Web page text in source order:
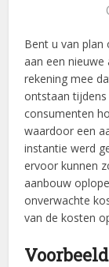
Bent u van
aan een nieuwe
rekening mee
ontstaan tijdens
consumenten
waardoor een
instantie werd
ervoor kunnen
aanbouw
onverwachte
van de kosten